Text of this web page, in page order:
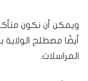
ويمكن أن نكون
أيضًا مصطلح
المراسلات.